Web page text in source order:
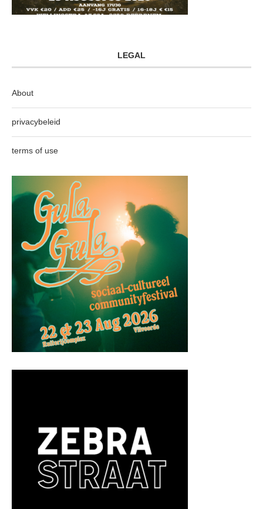
LEGAL
About
privacybeleid
terms of use